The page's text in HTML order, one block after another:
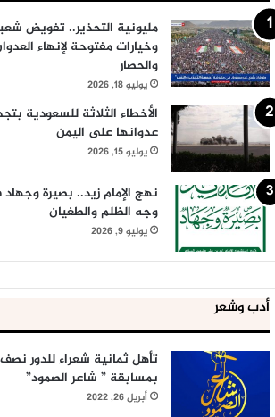
مليونية التحذير.. تفويض
وخيارات مفتوحة لإنهاء
والحصار
يوليو 18, 2026
الأخطاء الثلاثة للسعودية
عدوانها على اليمن
يوليو 15, 2026
نهج الإمام زيد.. بصيرة
وجه الظلم والطغيان
يوليو 9, 2026
أدب وشعر
تأهل ثمانية شعراء للدور
بمسابقة ” شاعر الصمود”
أبريل 26, 2022